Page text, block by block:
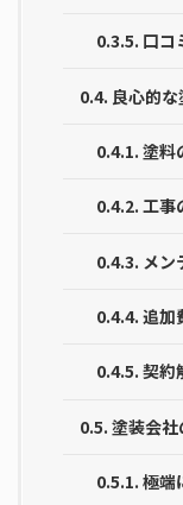
0.3.5. 口コ
0.4. 良心的
0.4.1. 塗料
0.4.2. 工事
0.4.3. メン
0.4.4. 追加
0.4.5. 契約
0.5. 塗装会
0.5.1. 極端